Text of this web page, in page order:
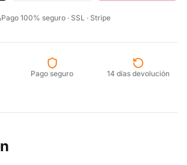
Pago 100% seguro · SSL · Stripe
Pago seguro 14 días devolución